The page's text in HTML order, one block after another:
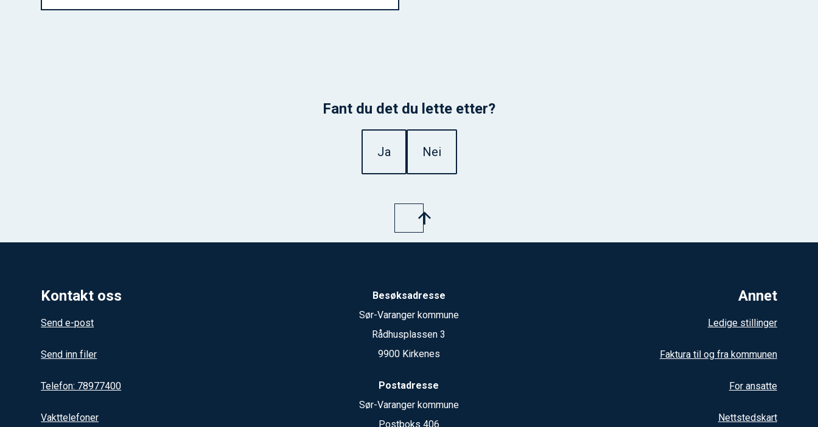
Fant du det du lette etter?
Ja Nei
Kontakt oss
Send e-post
Send inn filer
Telefon: 78977400
Vakttelefoner
Besøksadresse
Sør-Varanger kommune
Rådhusplassen 3
9900 Kirkenes
Postadresse
Sør-Varanger kommune
Postboks 406
Annet
Ledige stillinger
Faktura til og fra kommunen
For ansatte
Nettstedskart